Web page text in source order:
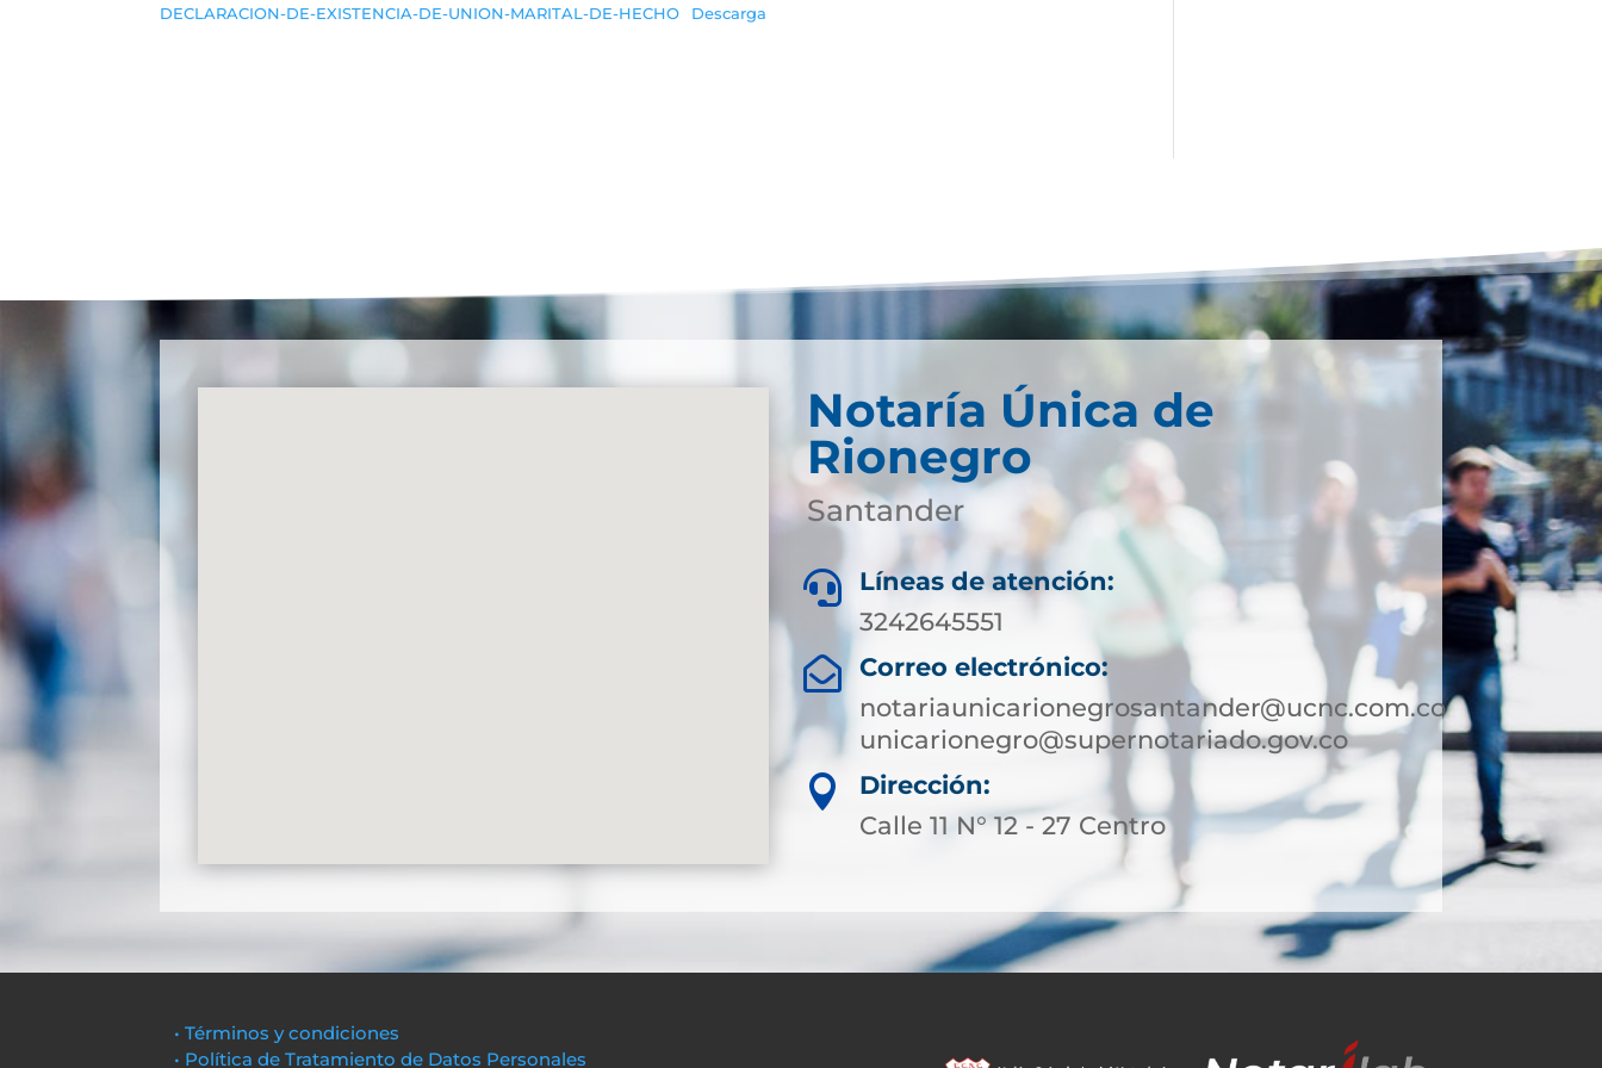
DECLARACION-DE-EXISTENCIA-DE-UNION-MARITAL-DE-HECHO Descarga
Notaría Única de
Rionegro
Santander

Líneas de atención:
3242645551

Correo electrónico:
notariaunicarionegrosantander@ucnc.com.co
unicarionegro@supernotariado.gov.co

Dirección:
Calle 11 N° 12 - 27 Centro
• Términos y condiciones
• Política de Tratamiento de Datos Personales